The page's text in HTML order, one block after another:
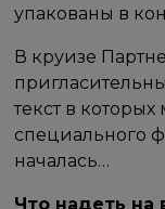
упакованы в
В круизе
текст в
специального
началась…
Что надеть на